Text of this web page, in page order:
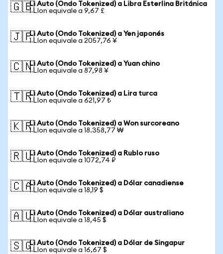
🇬🇧Li Auto (Ondo Tokenized) a Libra Esterlina Británica
1 LIon equivale a 9,67 £
🇯🇵Li Auto (Ondo Tokenized) a Yen japonés
1 LIon equivale a 2057,76 ¥
🇨🇳Li Auto (Ondo Tokenized) a Yuan chino
1 LIon equivale a 87,98 ¥
🇹🇷Li Auto (Ondo Tokenized) a Lira turca
1 LIon equivale a 621,97 ₺
🇰🇷Li Auto (Ondo Tokenized) a Won surcoreano
1 LIon equivale a 18.358,77 ₩
🇷🇺Li Auto (Ondo Tokenized) a Rublo ruso
1 LIon equivale a 1072,74 ₽
🇨🇦Li Auto (Ondo Tokenized) a Dólar canadiense
1 LIon equivale a 18,19 $
🇦🇺Li Auto (Ondo Tokenized) a Dólar australiano
1 LIon equivale a 18,45 $
🇸🇬Li Auto (Ondo Tokenized) a Dólar de Singapur
1 LIon equivale a 16,67 $